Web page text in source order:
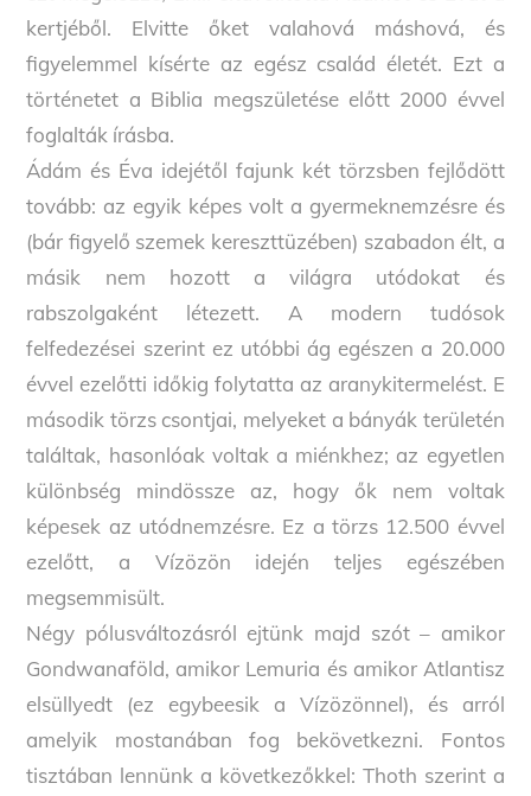
kertjéből. Elvitte őket valahová máshová, és
figyelemmel kísérte az egész család életét. Ezt a
történetet a Biblia megszületése előtt 2000 évvel
foglalták írásba.
Ádám és Éva idejétől fajunk két törzsben fejlődött
tovább: az egyik képes volt a gyermeknemzésre és
(bár figyelő szemek kereszttüzében) szabadon élt, a
másik nem hozott a világra utódokat és
rabszolgaként létezett. A modern tudósok
felfedezései szerint ez utóbbi ág egészen a 20.000
évvel ezelőtti időkig folytatta az aranykitermelést. E
második törzs csontjai, melyeket a bányák területén
találtak, hasonlóak voltak a miénkhez; az egyetlen
különbség mindössze az, hogy ők nem voltak
képesek az utódnemzésre. Ez a törzs 12.500 évvel
ezelőtt, a Vízözön idején teljes egészében
megsemmisült.
Négy pólusváltozásról ejtünk majd szót – amikor
Gondwanaföld, amikor Lemuria és amikor Atlantisz
elsüllyedt (ez egybeesik a Vízözönnel), és arról
amelyik mostanában fog bekövetkezni. Fontos
tisztában lennünk a következőkkel: Thoth szerint a